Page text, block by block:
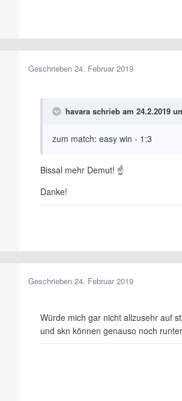
Geschrieben 24. Februar 2019
havara schrieb am 24.2.2019
zum match: easy win - 1:3
Bissal mehr Demut! ☝️
Danke!
Geschrieben 24. Februar 2019
Würde mich gar nicht allzusehr auf
und skn können genauso noch